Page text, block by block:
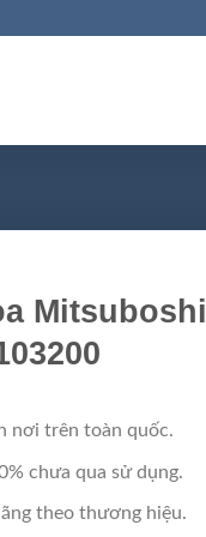
Mitsuboshi
nơi trên toàn quốc.
chưa qua sử dụng.
theo thương hiệu.